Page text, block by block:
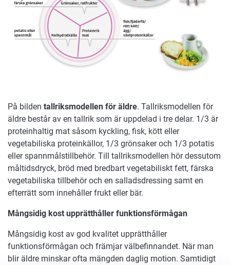
På bilden tallriksmodellen för äldre. Tallriksmodellen för
äldre består av en tallrik som är uppdelad i tre delar. 1/3 är
proteinhaltig mat såsom kyckling, fisk, kött eller
vegetabiliska proteinkällor, 1/3 grönsaker och 1/3 potatis
eller spannmålstillbehör. Till tallriksmodellen hör dessutom
måltidsdryck, bröd med bredbart vegetabiliskt fett, färska
vegetabiliska tillbehör och en salladsdressing samt en
efterrätt som innehåller frukt eller bär.
Mångsidig kost upprätthåller funktionsförmågan
Mångsidig kost av god kvalitet upprätthåller
funktionsförmågan och främjar välbefinnandet. När man
blir äldre minskar ofta mängden daglig motion. Samtidigt